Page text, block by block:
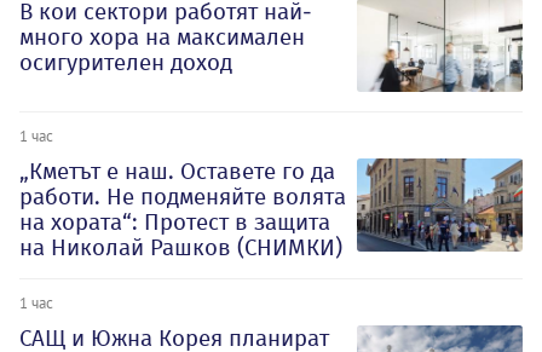
В кои сектори работят най-
много хора на максимален
осигурителен доход
1 час
„Кметът е наш. Оставете го да
работи. Не подменяйте волята
на хората“: Протест в защита
на Николай Рашков (СНИМКИ)
1 час
САЩ и Южна Корея планират